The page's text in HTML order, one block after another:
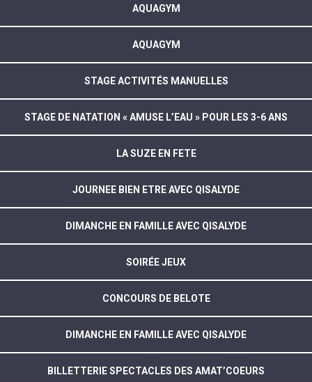
AQUAGYM
AQUAGYM
STAGE ACTIVITÉS MANUELLES
STAGE DE NATATION « AMUSE L’EAU » POUR LES 3-6 ANS
LA SUZE EN FETE
JOURNEE BIEN ETRE AVEC QISALYDE
DIMANCHE EN FAMILLE AVEC QISALYDE
SOIRÉE JEUX
CONCOURS DE BELOTE
DIMANCHE EN FAMILLE AVEC QISALYDE
BILLETTERIE SPECTACLES DES AMAT’COEURS